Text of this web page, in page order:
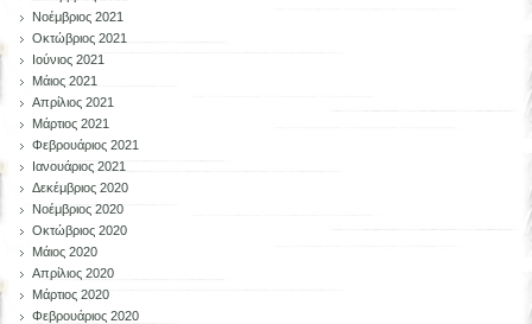
Νοέμβριος 2021
Οκτώβριος 2021
Ιούνιος 2021
Μάιος 2021
Απρίλιος 2021
Μάρτιος 2021
Φεβρουάριος 2021
Ιανουάριος 2021
Δεκέμβριος 2020
Νοέμβριος 2020
Οκτώβριος 2020
Μάιος 2020
Απρίλιος 2020
Μάρτιος 2020
Φεβρουάριος 2020